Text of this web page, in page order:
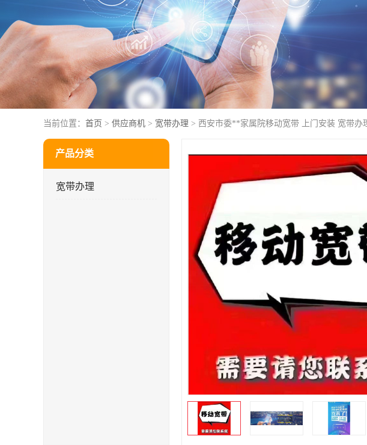
当前位置： 首页 > 供应商机 > 宽带办理 > 西安市委**家属院移动宽带 上门安装 宽带办
产品分类
宽带办理